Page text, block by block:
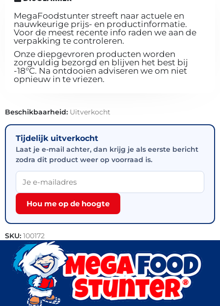
MegaFoodstunter streeft naar actuele en
nauwkeurige prijs- en productinformatie.
Voor de meest recente info raden we aan de
verpakking te controleren.
Onze diepgevroren producten worden
zorgvuldig bezorgd en blijven het best bij
-18°C. Na ontdooien adviseren we om niet
opnieuw in te vriezen.
Beschikbaarheid: Uitverkocht
Tijdelijk uitverkocht
Laat je e-mail achter, dan krijg je als eerste bericht
zodra dit product weer op voorraad is.
Hou me op de hoogte
SKU: 100172
Categorie: Kip